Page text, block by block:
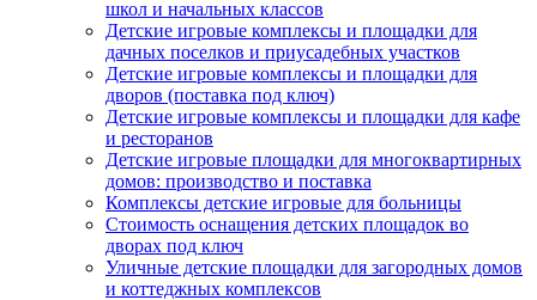
школ и начальных классов
Детские игровые комплексы и площадки для
дачных поселков и приусадебных участков
Детские игровые комплексы и площадки для
дворов (поставка под ключ)
Детские игровые комплексы и площадки для кафе
и ресторанов
Детские игровые площадки для многоквартирных
домов: производство и поставка
Комплексы детские игровые для больницы
Стоимость оснащения детских площадок во
дворах под ключ
Уличные детские площадки для загородных домов
и коттеджных комплексов